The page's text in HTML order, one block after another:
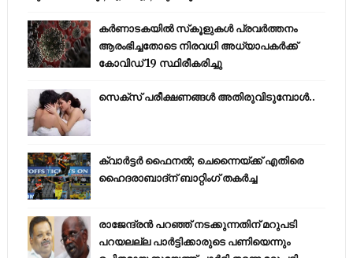
കര്‍ണാടകയില്‍ സ്‌കൂളുകള്‍ പ്രവര്‍ത്തനം
ആരംഭിച്ചതോടെ നിരവധി അധ്യാപകര്‍ക്ക്
കോവിഡ് 19 സ്ഥിരീകരിച്ചു
സെക്സ് പരീക്ഷണങ്ങൾ അതിരുവിടുമ്പോൾ..
ക്വാർട്ടർ ഫൈനൽ; ചെന്നൈയ്ക്ക് എതിരെ
ഹൈദരാബാദ്ന് ബാറ്റിംഗ് തകർച്ച
രാജേന്ദ്രന്‍ പറഞ്ഞ് നടക്കുന്നതിന് മറുപടി
പറയലല്ല പാര്‍ട്ടിക്കാരുടെ പണിയെന്നും